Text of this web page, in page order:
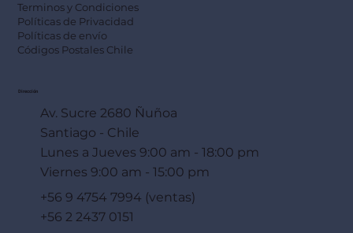
Terminos y Condiciones
Políticas de Privacidad
Políticas de envío
Códigos Postales Chile
Dirección
Av. Sucre 2680 Ñuñoa
Santiago - Chile
Lunes a Jueves 9:00 am - 18:00 pm
Viernes 9:00 am - 15:00 pm
+56 9 4754 7994 (ventas)
+56 2 2437 0151